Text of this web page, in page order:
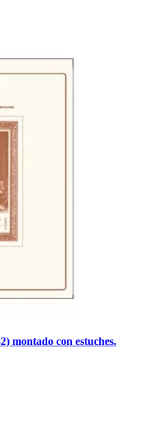
montado con estuches.